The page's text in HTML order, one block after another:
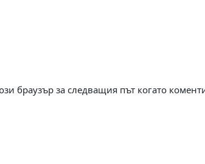
браузър за следващия път когато